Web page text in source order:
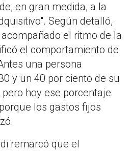
en gran medida, a la
Según detalló,
el ritmo de la
el comportamiento de
una persona
y un 40 por ciento de su
hoy ese porcentaje
los gastos fijos
remarcó que el